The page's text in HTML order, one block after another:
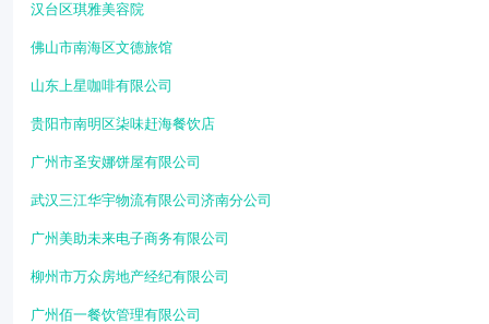
汉台区琪雅美容院
佛山市南海区文德旅馆
山东上星咖啡有限公司
贵阳市南明区柒味赶海餐饮店
广州市圣安娜饼屋有限公司
武汉三江华宇物流有限公司济南分公司
广州美助未来电子商务有限公司
柳州市万众房地产经纪有限公司
广州佰一餐饮管理有限公司